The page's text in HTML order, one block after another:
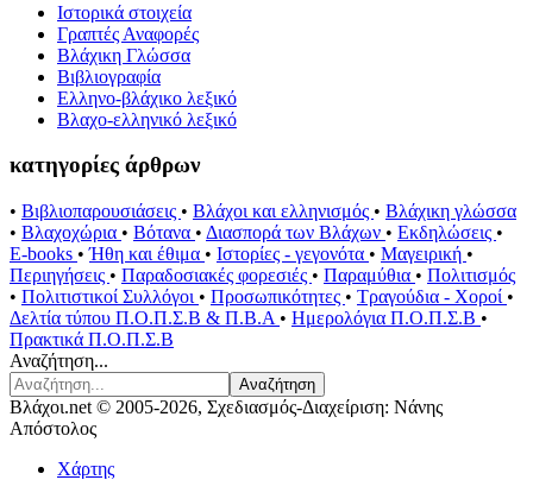
Ιστορικά στοιχεία
Γραπτές Αναφορές
Βλάχικη Γλώσσα
Βιβλιογραφία
Ελληνο-βλάχικο λεξικό
Βλαχο-ελληνικό λεξικό
κατηγορίες άρθρων
• Βιβλιοπαρουσιάσεις • Βλάχοι και ελληνισμός • Βλάχικη γλώσσα
• Βλαχοχώρια • Βότανα • Διασπορά των Βλάχων • Εκδηλώσεις •
E-books •Ήθη και έθιμα • Ιστορίες - γεγονότα • Μαγειρική •
Περιηγήσεις • Παραδοσιακές φορεσιές • Παραμύθια • Πολιτισμός
• Πολιτιστικοί Συλλόγοι • Προσωπικότητες • Τραγούδια - Χοροί •
Δελτία τύπου Π.Ο.Π.Σ.Β & Π.Β.Α • Ημερολόγια Π.Ο.Π.Σ.Β •
Πρακτικά Π.Ο.Π.Σ.Β
Αναζήτηση...
Αναζήτηση
Βλάχοι.net © 2005-2026, Σχεδιασμός-Διαχείριση: Νάνης
Απόστολος
Χάρτης